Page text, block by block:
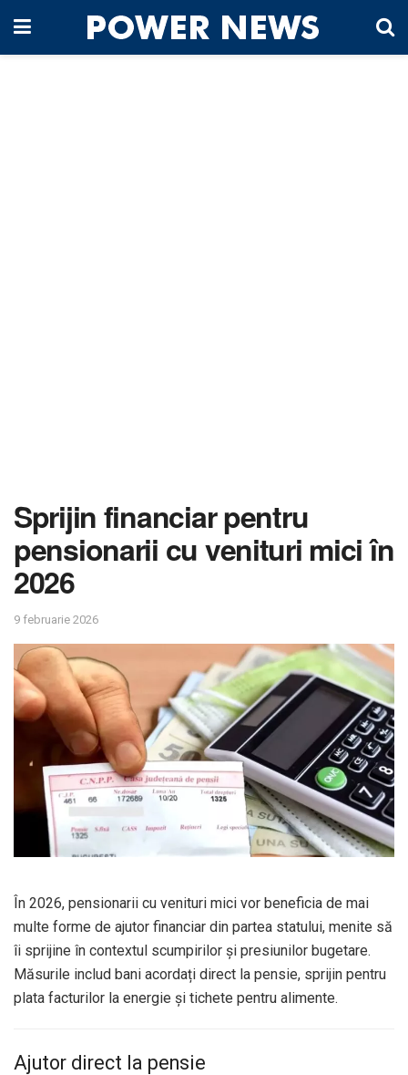
Sprijin financiar pentru
pensionarii cu venituri mici în
2026
9 februarie 2026
În 2026, pensionarii cu venituri mici vor beneficia de mai
multe forme de ajutor financiar din partea statului, menite să
îi sprijine în contextul scumpirilor și presiunilor bugetare.
Măsurile includ bani acordați direct la pensie, sprijin pentru
plata facturilor la energie și tichete pentru alimente.
Ajutor direct la pensie